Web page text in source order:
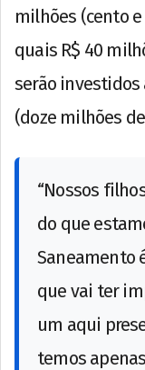
milhões (cento
quais R$ 40
serão investidos
(doze milhões
“Nossos
do que
Saneamento
que vai ter
um aqui
temos